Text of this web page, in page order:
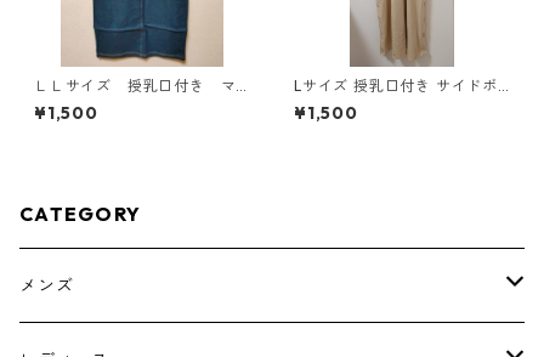
ＬＬサイズ 授乳口付き マ
タニティ ドッキングワンピ
ース ホワイト×ブルー KAE
¥1,500
Lサイズ 授乳口付き サイドボ
タンデザイン ワンピース マタ
ニティ ベージュ ◆KIY-1303
¥1,500
CATEGORY
メンズ